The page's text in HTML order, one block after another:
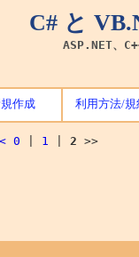
C# と
ASP.NET、
作成 利用方法/規
0 1 2 >>